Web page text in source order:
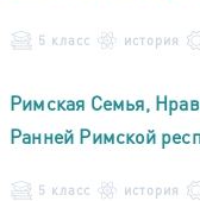
5 класс история
Римская Семья,
Ранней Римской
5 класс история